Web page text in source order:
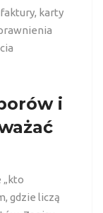
karty
i
„kto
gdzie liczą